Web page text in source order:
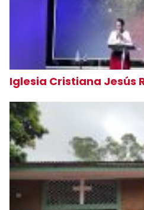
Iglesia Cristiana Jesús